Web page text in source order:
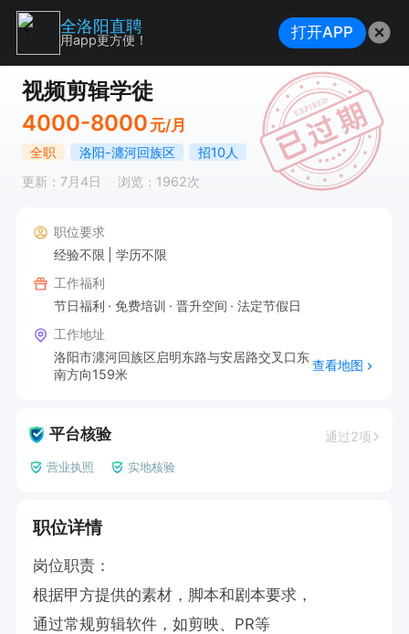
视频剪辑学徒
4000-8000 元/月
全职 洛阳-瀍河回族区
招10人
更新：7月4日
浏览：1962次
职位要求
经验不限
学历不限
工作福利
节日福利
免费培训 晋升空间
法定节假日
工作地址
洛阳市瀍河回族区启明东路与安居路交叉口东
南方向159米
查看地图
平台核验 通过2项
营业执照 实地核验
职位详情
岗位职责：
根据甲方提供的素材，脚本和剧本要求，
通过常规剪辑软件，如剪映、PR等
全洛阳直聘
用app更方便！ 打开APP